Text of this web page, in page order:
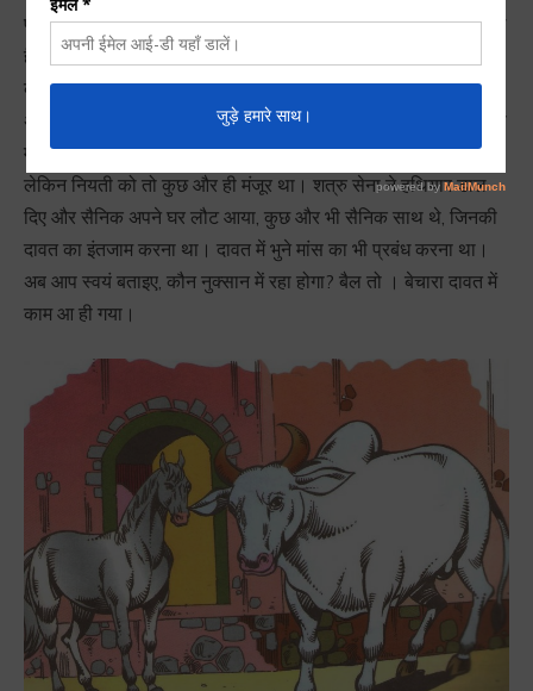
पालतू घोड़ा व एक बैल था। एक दिन जब उन्हें पता चला कि लड़ाई छिड़ गई
है और सैनिक को जाना होगा, तो घोड़ा चिंता में पड़ गया। उसे अपने प्राणों
की चिंता सताने लगी कि न जाने लड़ाई के मैदान में क्या होगा। उधर बैल
अपने मालिक के जाने की खबर सुनकर बेहद खुश था। उसे आराम करने का
मौका जो मिल जाना था।
लेकिन नियती को तो कुछ और ही मंजूर था। शत्रु सेना ने हथियार डाल
दिए और सैनिक अपने घर लौट आया, कुछ और भी सैनिक साथ थे, जिनकी
दावत का इंतजाम करना था। दावत में भुने मांस का भी प्रबंध करना था।
अब आप स्वयं बताइए, कौन नुक्सान में रहा होगा? बैल तो । बेचारा दावत में
काम आ ही गया।